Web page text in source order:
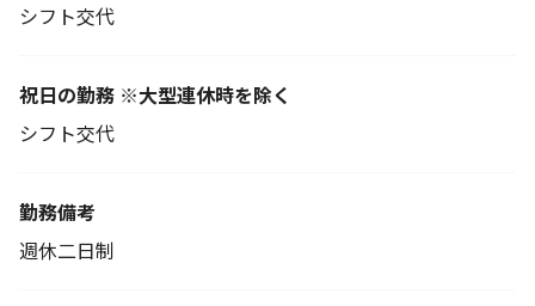
シフト交代
祝日の勤務 ※大型連休時を除く
シフト交代
勤務備考
週休二日制